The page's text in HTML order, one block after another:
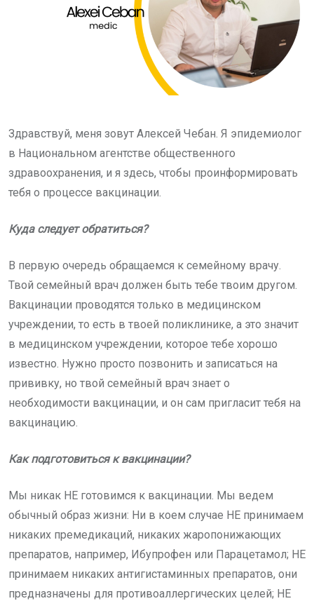
Здравствуй, меня зовут Алексей Чебан. Я эпидемиолог
в Национальном агентстве общественного
здравоохранения, и я здесь, чтобы проинформировать
тебя о процессе вакцинации.
Куда следует обратиться?
В первую очередь обращаемся к семейному врачу.
Твой семейный врач должен быть тебе твоим другом.
Вакцинации проводятся только в медицинском
учреждении, то есть в твоей поликлинике, а это значит
в медицинском учреждении, которое тебе хорошо
известно. Нужно просто позвонить и записаться на
прививку, но твой семейный врач знает о
необходимости вакцинации, и он сам пригласит тебя на
вакцинацию.
Как подготовиться к вакцинации?
Мы никак НЕ готовимся к вакцинации. Мы ведем
обычный образ жизни: Ни в коем случае НЕ принимаем
никаких премедикаций, никаких жаропонижающих
препаратов, например, Ибупрофен или Парацетамол; НЕ
принимаем никаких антигистаминных препаратов, они
предназначены для противоаллергических целей; НЕ